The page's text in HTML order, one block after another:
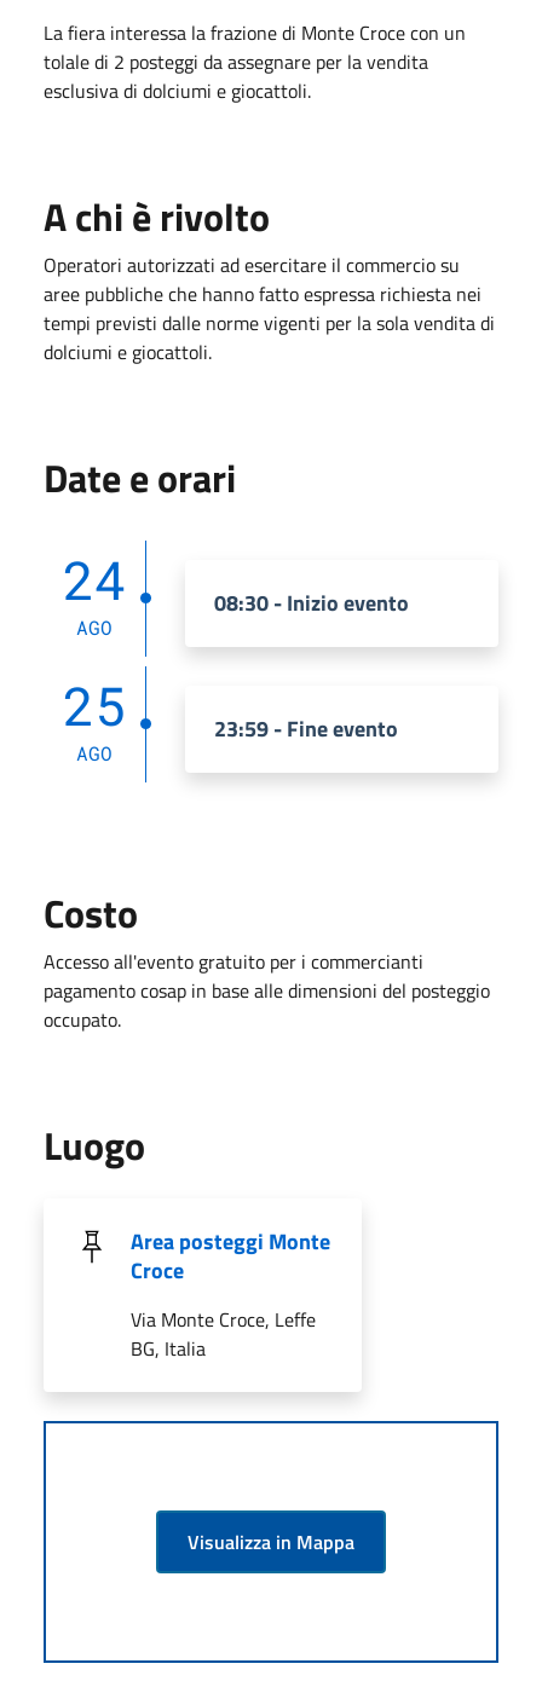
La fiera interessa la frazione di Monte Croce con un
tolale di 2 posteggi da assegnare per la vendita
esclusiva di dolciumi e giocattoli.
A chi è rivolto
Operatori autorizzati ad esercitare il commercio su
aree pubbliche che hanno fatto espressa richiesta nei
tempi previsti dalle norme vigenti per la sola vendita di
dolciumi e giocattoli.
Date e orari
24
AGO
08:30 - Inizio evento
25
AGO
23:59 - Fine evento
Costo
Accesso all'evento gratuito per i commercianti
pagamento cosap in base alle dimensioni del posteggio
occupato.
Luogo
Area posteggi Monte
Croce
Via Monte Croce, Leffe
BG, Italia
Visualizza in Mappa